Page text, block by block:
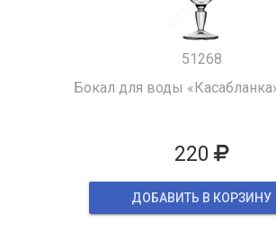
51268
Бокал для воды
220
ДОБАВИТЬ В КОРЗИНУ